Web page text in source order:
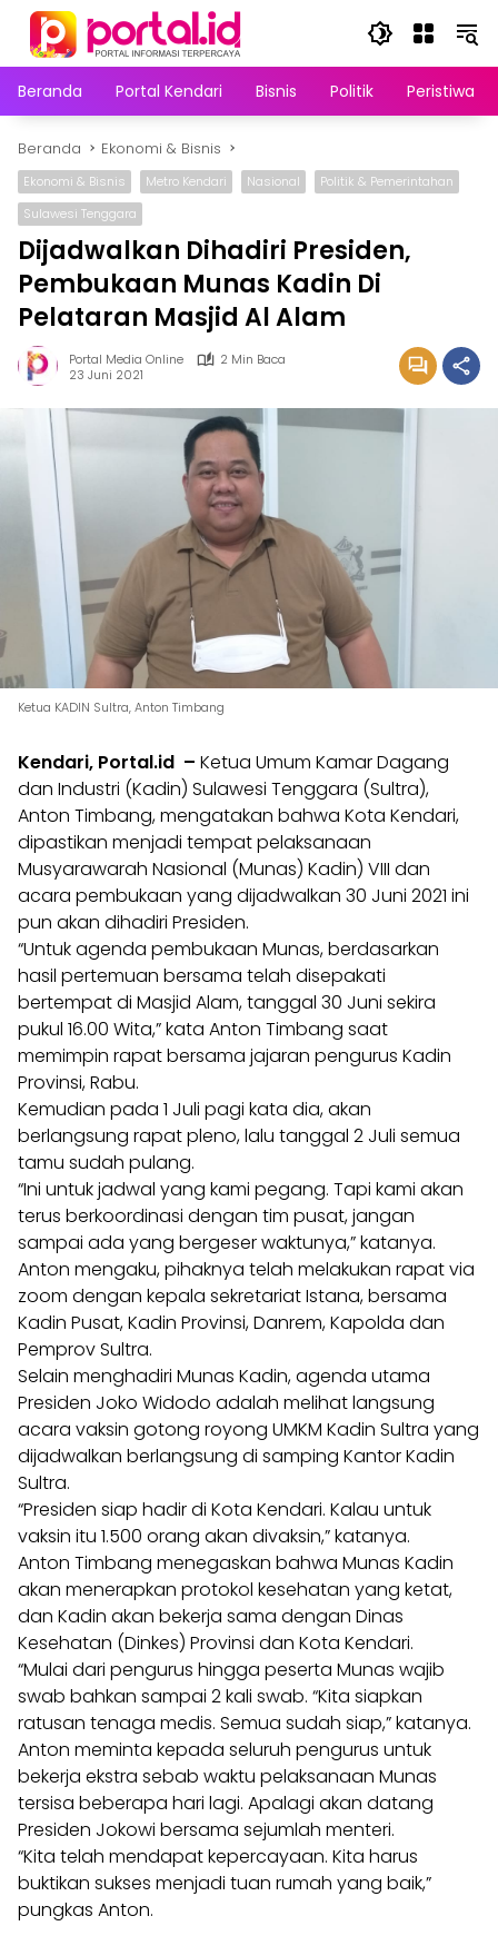
Langsung
konten
Beranda
Portal Kendari Bisnis Politik Peristiwa
Beranda Ekonomi & Bisnis
Ekonomi & Bisnis Metro Kendari Nasional
Politik & Pemerintahan
Sulawesi Tenggara
Dijadwalkan Dihadiri Presiden,
Pembukaan Munas Kadin Di
Pelataran Masjid Al Alam
Portal Media Online
2 Min Baca
23 Juni 2021
Ketua KADIN Sultra, Anton Timbang
Kendari, Portal.id – Ketua Umum Kamar Dagang
dan Industri (Kadin) Sulawesi Tenggara (Sultra),
Anton Timbang, mengatakan bahwa Kota Kendari,
dipastikan menjadi tempat pelaksanaan
Musyarawarah Nasional (Munas) Kadin) VIII dan
acara pembukaan yang dijadwalkan 30 Juni 2021 ini
pun akan dihadiri Presiden.
“Untuk agenda pembukaan Munas, berdasarkan
hasil pertemuan bersama telah disepakati
bertempat di Masjid Alam, tanggal 30 Juni sekira
pukul 16.00 Wita,” kata Anton Timbang saat
memimpin rapat bersama jajaran pengurus Kadin
Provinsi, Rabu.
Kemudian pada 1 Juli pagi kata dia, akan
berlangsung rapat pleno, lalu tanggal 2 Juli semua
tamu sudah pulang.
“Ini untuk jadwal yang kami pegang. Tapi kami akan
terus berkoordinasi dengan tim pusat, jangan
sampai ada yang bergeser waktunya,” katanya.
Anton mengaku, pihaknya telah melakukan rapat via
zoom dengan kepala sekretariat Istana, bersama
Kadin Pusat, Kadin Provinsi, Danrem, Kapolda dan
Pemprov Sultra.
Selain menghadiri Munas Kadin, agenda utama
Presiden Joko Widodo adalah melihat langsung
acara vaksin gotong royong UMKM Kadin Sultra yang
dijadwalkan berlangsung di samping Kantor Kadin
Sultra.
“Presiden siap hadir di Kota Kendari. Kalau untuk
vaksin itu 1.500 orang akan divaksin,” katanya.
Anton Timbang menegaskan bahwa Munas Kadin
akan menerapkan protokol kesehatan yang ketat,
dan Kadin akan bekerja sama dengan Dinas
Kesehatan (Dinkes) Provinsi dan Kota Kendari.
“Mulai dari pengurus hingga peserta Munas wajib
swab bahkan sampai 2 kali swab. “Kita siapkan
ratusan tenaga medis. Semua sudah siap,” katanya.
Anton meminta kepada seluruh pengurus untuk
bekerja ekstra sebab waktu pelaksanaan Munas
tersisa beberapa hari lagi. Apalagi akan datang
Presiden Jokowi bersama sejumlah menteri.
“Kita telah mendapat kepercayaan. Kita harus
buktikan sukses menjadi tuan rumah yang baik,”
pungkas Anton.